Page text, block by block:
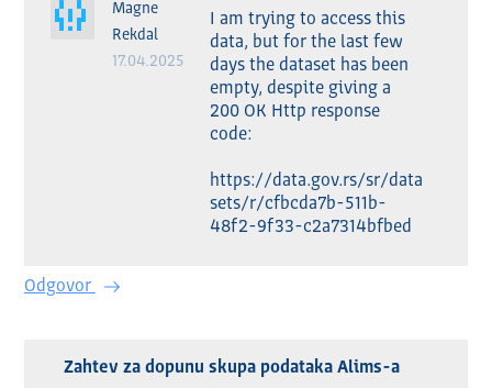
Magne
Rekdal
17.04.2025
I am trying to access this
data, but for the last few
days the dataset has been
empty, despite giving a
200 OK Http response
code:
https://data.gov.rs/sr/data
sets/r/cfbcda7b-511b-
48f2-9f33-c2a7314bfbed
Odgovor
Zahtev za dopunu skupa podataka Alims-a